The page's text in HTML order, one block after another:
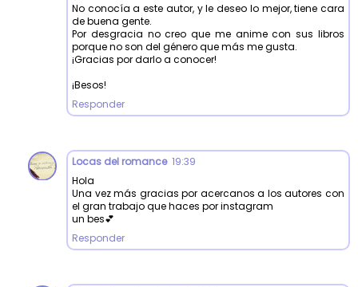
No conocía a este autor, y le deseo lo mejor, tiene cara
de buena gente.
Por desgracia no creo que me anime con sus libros
porque no son del género que más me gusta.
¡Gracias por darlo a conocer!
¡Besos!
Responder
Locas del romance 19:39
Hola
Una vez más gracias por acercanos a los autores con
el gran trabajo que haces por instagram
un bes💕
Responder